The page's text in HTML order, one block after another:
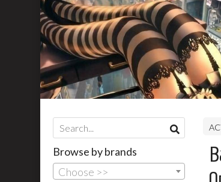
Browse by brands
Choose >>